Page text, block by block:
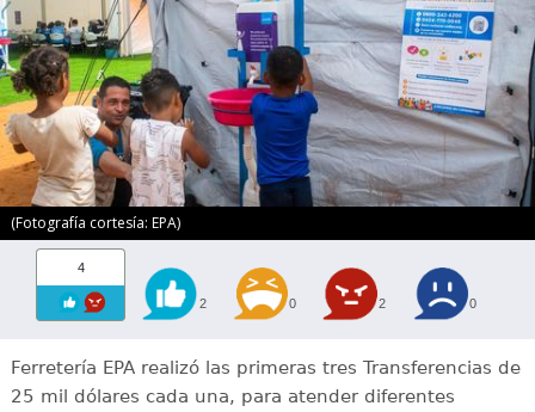
(Fotografía cortesía: EPA)
4
2 0 2 0
Ferretería EPA realizó las primeras tres Transferencias de
25 mil dólares cada una, para atender diferentes